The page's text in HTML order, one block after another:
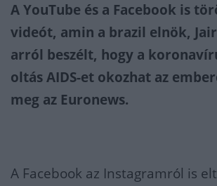
A YouTube és a Facebook is
videót, amin a brazil elnök,
arról beszélt, hogy a
oltás AIDS-et okozhat az
meg az Euronews.
A Facebook az Instagramról is